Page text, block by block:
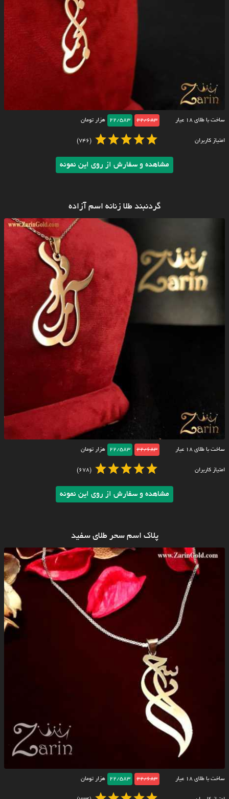
ساخت با طلای ۱۸ عیار 22/683
22/583 هزار تومان
امتیاز کاربران (746)
مشاهده و سفارش از روی این نمونه
گردنبند طلا زنانه اسم آزاده
ساخت با طلای ۱۸ عیار 22/683
22/583 هزار تومان
امتیاز کاربران (678)
مشاهده و سفارش از روی این نمونه
پلاک اسم سحر طلای سفید
ساخت با طلای ۱۸ عیار 22/683
22/583 هزار تومان